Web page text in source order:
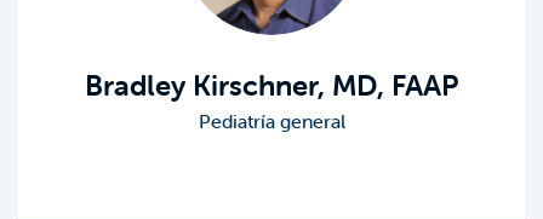
Bradley Kirschner, MD, FAAP
Pediatría general